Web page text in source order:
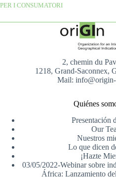
PER I CONSUMATORI
2, chemin du
1218, Grand-Saconnex,
Mail:
Quiénes
Presentación
Our
Nuestros
Lo que dicen
¡Hazte
03/05/2022-Webinar sobre
África: Lanzamiento